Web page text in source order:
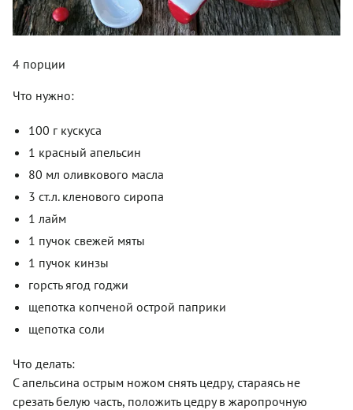
4 порции
Что нужно:
100 г кускуса
1 красный апельсин
80 мл оливкового масла
3 ст.л. кленового сиропа
1 лайм
1 пучок свежей мяты
1 пучок кинзы
горсть ягод годжи
щепотка копченой острой паприки
щепотка соли
Что делать:
С апельсина острым ножом снять цедру, стараясь не
срезать белую часть, положить цедру в жаропрочную